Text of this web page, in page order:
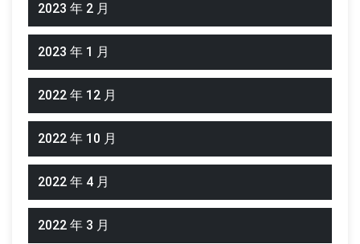
2023 年 2 月
2023 年 1 月
2022 年 12 月
2022 年 10 月
2022 年 4 月
2022 年 3 月